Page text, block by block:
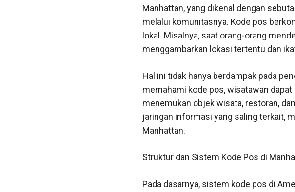
Manhattan, yang dikenal dengan
melalui komunitasnya. Kode pos
lokal. Misalnya, saat orang-orang
menggambarkan lokasi tertentu dan
Hal ini tidak hanya berdampak pada
memahami kode pos, wisatawan
menemukan objek wisata, restoran,
jaringan informasi yang saling terkait,
Manhattan.
Struktur dan Sistem Kode Pos di
Pada dasarnya, sistem kode pos di